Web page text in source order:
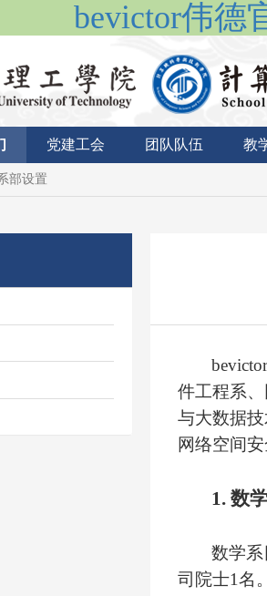
bevictor伟德
党建工会 团队队伍 教
部设置
件工程系
与大数据
网络空间
1. 数
数学
司院士1名